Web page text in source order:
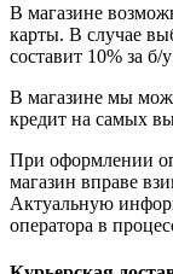
В магазине
карты. В случае
составит 10% за б/
В магазине мы
кредит на самых
При оформлении
магазин вправе
Актуальную
оператора в